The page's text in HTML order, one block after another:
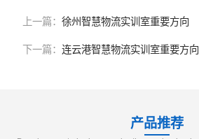
上一篇： 徐州智慧物流实训室重要方向
下一篇： 连云港智慧物流实训室重要方向
产品推荐